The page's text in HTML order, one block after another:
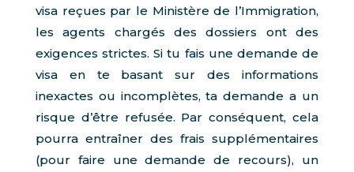
visa reçues par le Ministère de l’Immigration,
les agents chargés des dossiers ont des
exigences strictes. Si tu fais une demande de
visa en te basant sur des informations
inexactes ou incomplètes, ta demande a un
risque d’être refusée. Par conséquent, cela
pourra entraîner des frais supplémentaires
(pour faire une demande de recours), un